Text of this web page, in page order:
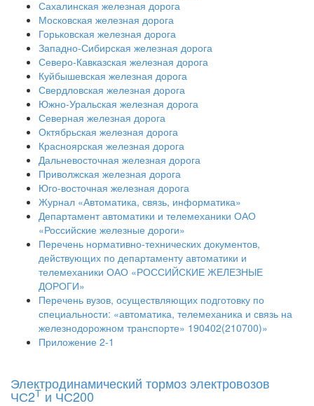
Сахалинская железная дорога
Московская железная дорога
Горьковская железная дорога
Западно-Сибирская железная дорога
Северо-Кавказская железная дорога
Куйбышевская железная дорога
Свердловская железная дорога
Южно-Уральская железная дорога
Северная железная дорога
Октябрьская железная дорога
Красноярская железная дорога
Дальневосточная железная дорога
Приволжская железная дорога
Юго-восточная железная дорога
Журнал «Автоматика, связь, информатика»
Департамент автоматики и телемеханики ОАО
«Российские железные дороги»
Перечень нормативно-технических документов,
действующих по департаменту автоматики и
телемеханики ОАО «РОССИЙСКИЕ ЖЕЛЕЗНЫЕ
ДОРОГИ»
Перечень вузов, осуществляющих подготовку по
специальности: «автоматика, телемеханика и связь на
железнодорожном транспорте» 190402(210700)»
Приложение 2-1
Электродинамический тормоз электровозов
ЧС2Т и ЧС200